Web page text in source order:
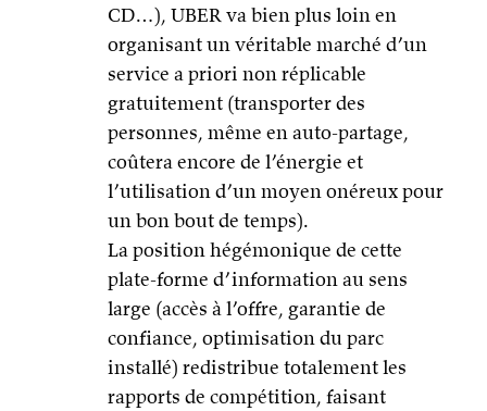
CD…), UBER va bien plus loin en
organisant un véritable marché d’un
service a priori non réplicable
gratuitement (transporter des
personnes, même en auto-partage,
coûtera encore de l’énergie et
l’utilisation d’un moyen onéreux pour
un bon bout de temps).
La position hégémonique de cette
plate-forme d’information au sens
large (accès à l’offre, garantie de
confiance, optimisation du parc
installé) redistribue totalement les
rapports de compétition, faisant